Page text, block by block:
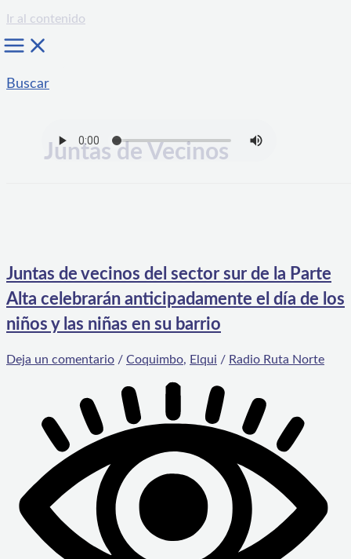
Ir al contenido
Buscar
Juntas de Vecinos
Juntas de vecinos del sector sur de la Parte
Alta celebrarán anticipadamente el día de los
niños y las niñas en su barrio
Deja un comentario / Coquimbo, Elqui / Radio Ruta Norte